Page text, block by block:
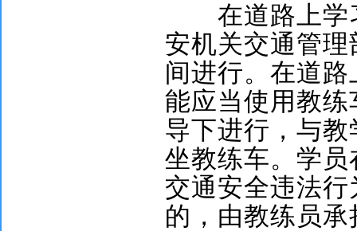
在道路上学
安机关交通管
间进行。在道
能应当使用教
导下进行，与
坐教练车。学
交通安全违法
的，由教练员